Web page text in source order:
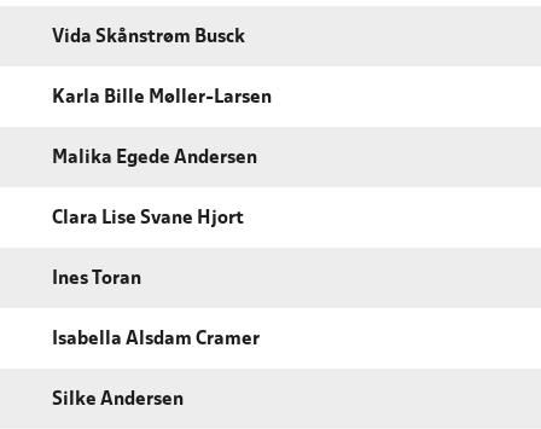
Vida Skånstrøm Busck
Karla Bille Møller-Larsen
Malika Egede Andersen
Clara Lise Svane Hjort
Ines Toran
Isabella Alsdam Cramer
Silke Andersen